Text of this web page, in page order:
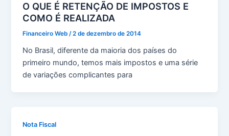
O QUE É RETENÇÃO DE IMPOSTOS E
COMO É REALIZADA
Financeiro Web/2 de dezembro de 2014
No Brasil, diferente da maioria dos países do
primeiro mundo, temos mais impostos e uma série
de variações complicantes para
Nota Fiscal